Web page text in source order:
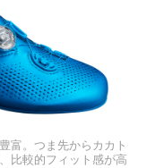
富。つま先からカカト
比較的フィット感が高